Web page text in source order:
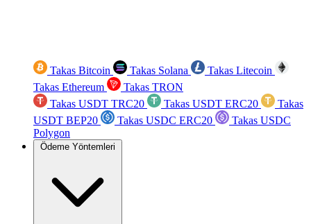
Takas Bitcoin Takas Solana
Takas Litecoin
Takas Ethereum
Takas TRON
Takas USDT TRC20
Takas USDT ERC20
Takas
USDT BEP20
Takas USDC ERC20
Takas USDC
Polygon
Ödeme Yöntemleri